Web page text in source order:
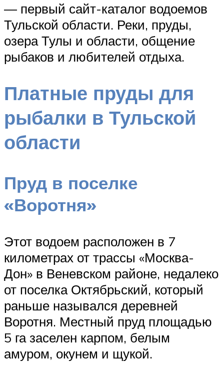
— первый сайт-каталог водоемов
Тульской области. Реки, пруды,
озера Тулы и области, общение
рыбаков и любителей отдыха.
Платные пруды для
рыбалки в Тульской
области
Пруд в поселке
«Воротня»
Этот водоем расположен в 7
километрах от трассы «Москва-
Дон» в Веневском районе, недалеко
от поселка Октябрьский, который
раньше назывался деревней
Воротня. Местный пруд площадью
5 га заселен карпом, белым
амуром, окунем и щукой.